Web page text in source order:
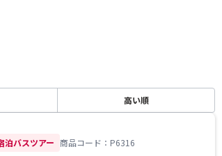
高い順
泊バスツアー 商品コード：P6316